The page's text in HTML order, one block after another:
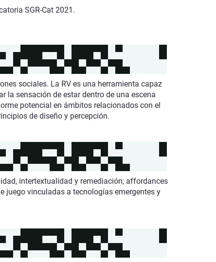
SGR-Cat 2021.
sociales. La RV es una herramienta capaz
la sensación de estar dentro de una escena
potencial en ámbitos relacionados con el
de diseño y percepción.
intertextualidad y remediación; affordances
juego vinculadas a tecnologías emergentes y